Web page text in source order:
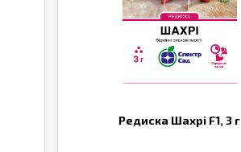
Редиска Шахрі F1,3 г